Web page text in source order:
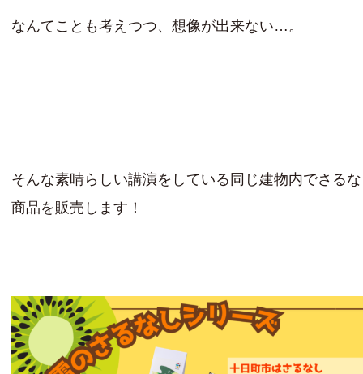
なんてことも考えつつ、想像が出来ない…。
そんな素晴らしい講演をしている同じ建物内でさる
商品を販売します！